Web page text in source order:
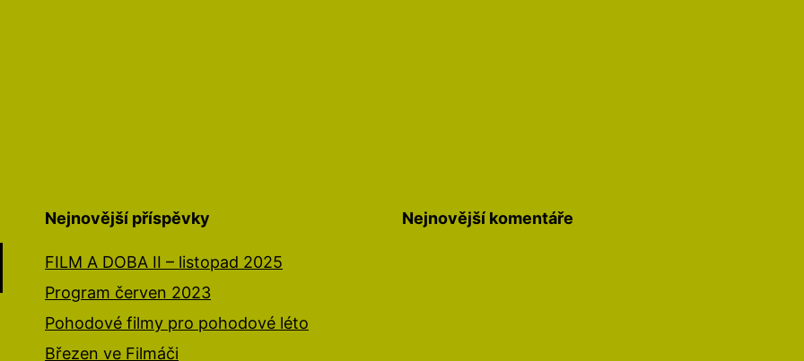
Nejnovější příspěvky
FILM A DOBA II – listopad 2025
Program červen 2023
Pohodové filmy pro pohodové léto
Březen ve Filmáči
Nejnovější komentáře